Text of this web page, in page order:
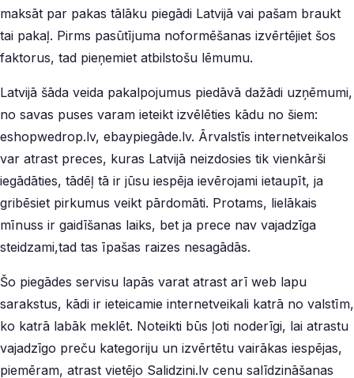
maksāt par pakas tālāku piegādi Latvijā vai pašam braukt
tai pakaļ. Pirms pasūtījuma noformēšanas izvērtējiet šos
faktorus, tad pieņemiet atbilstošu lēmumu.
Latvijā šāda veida pakalpojumus piedāvā dažādi uzņēmumi,
no savas puses varam ieteikt izvēlēties kādu no šiem:
eshopwedrop.lv, ebaypiegāde.lv. Ārvalstīs internetveikalos
var atrast preces, kuras Latvijā neizdosies tik vienkārši
iegādāties, tādēļ tā ir jūsu iespēja ievērojami ietaupīt, ja
gribēsiet pirkumus veikt pārdomāti. Protams, lielākais
mīnuss ir gaidīšanas laiks, bet ja prece nav vajadzīga
steidzami,tad tas īpašas raizes nesagādās.
Šo piegādes servisu lapās varat atrast arī web lapu
sarakstus, kādi ir ieteicamie internetveikali katrā no valstīm,
ko katrā labāk meklēt. Noteikti būs ļoti noderīgi, lai atrastu
vajadzīgo preču kategoriju un izvērtētu vairākas iespējas,
piemēram, atrast vietējo Salidzini.lv cenu salīdzināšanas